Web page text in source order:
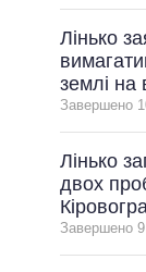
Лінько
землі на
Завершено
Лінько
двох
Завершено